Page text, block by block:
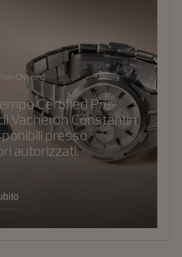
Owned
Certified Pre-
Vacheron Constantin
presso
autorizzati.